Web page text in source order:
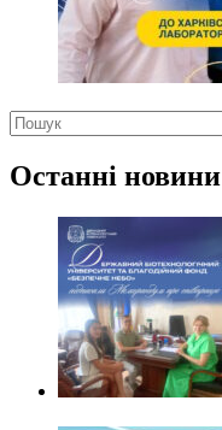
результатів
Останні новини